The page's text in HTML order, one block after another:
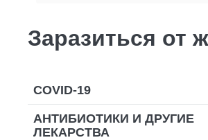
Заразиться от
COVID-19
АНТИБИОТИКИ И ДРУГИЕ
ЛЕКАРСТВА